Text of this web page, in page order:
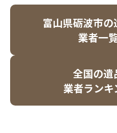
富山県砺波市
業者一
全国の遺
業者ラン